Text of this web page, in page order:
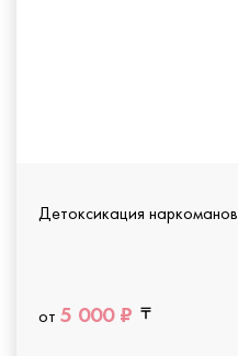
Детоксикация наркоманов
от 5 000 ₽